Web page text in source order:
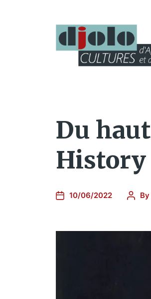
Du
History
10/06/2022 By